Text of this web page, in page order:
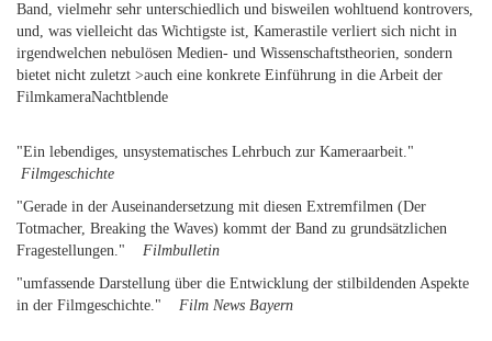
Band, vielmehr sehr unterschiedlich und bisweilen wohltuend kontrovers,
und, was vielleicht das Wichtigste ist, Kamerastile verliert sich nicht in
irgendwelchen nebulösen Medien- und Wissenschaftstheorien, sondern
bietet nicht zuletzt >auch eine konkrete Einführung in die Arbeit der
FilmkameraNachtblende
"Ein lebendiges, unsystematisches Lehrbuch zur Kameraarbeit."
Filmgeschichte
"Gerade in der Auseinandersetzung mit diesen Extremfilmen (Der
Totmacher, Breaking the Waves) kommt der Band zu grundsätzlichen
Fragestellungen." Filmbulletin
"umfassende Darstellung über die Entwicklung der stilbildenden Aspekte
in der Filmgeschichte."
Film News Bayern